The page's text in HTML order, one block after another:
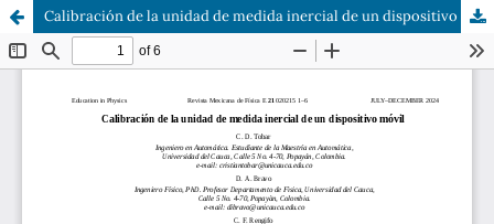
Calibración de la unidad de medida inercial de un dispositivo móvil